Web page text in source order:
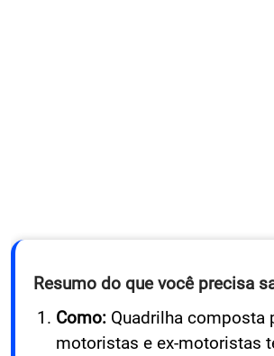
Resumo do que você precisa
Como: Quadrilha composta
motoristas e ex-motoristas